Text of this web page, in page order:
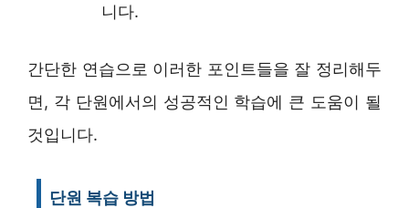
니다.
간단한 연습으로 이러한 포인트들을 잘 정리해두
면, 각 단원에서의 성공적인 학습에 큰 도움이 될
것입니다.
단원 복습 방법